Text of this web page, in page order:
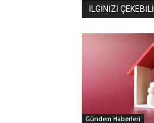
İLGİNİZİ
Gündem Haberleri